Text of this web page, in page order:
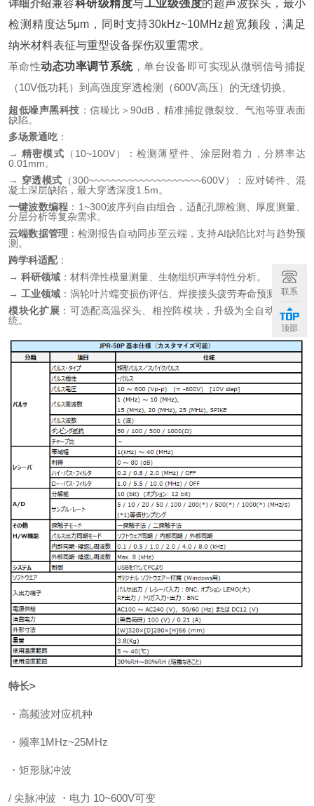
详细介绍兼容科研级精度与工业级强度的超声波探头，最小
检测精度达5μm，同时支持30kHz~10MHz超宽频段，满足
纳米材料表征与重型设备探伤双重需求。
革命性动态功率调节系统，单台设备即可实现从微弱信号捕捉
（10V低功耗）到高强度穿透检测（600V高压）的无缝切换。
超低噪声黑科技 ：信噪比＞90dB，精准捕捉微裂纹、气泡等亚表面
缺陷。
多场景通吃：
→精密模式 （10~100V）：检测薄壁件、涂层附着力，分辨率达
0.01mm。
→ 穿透模式 （300~~~~~~~~~~~~~~~~~~~~600V）：应对铸件、混
凝土深层缺陷，最大穿透深度1.5m。
一键波数编程 ：1~300波序列自由组合，适配孔隙检测、厚度测量、
分层分析等复杂需求。
云端数据管理 ：检测报告自动同步至云端，支持AI缺陷比对与趋势预
测。
跨学科适配：
→ 科研领域 ：材料弹性模量测量、生物组织声学特性分析。
→ 工业领域 ：涡轮叶片蠕变损伤评估、焊接接头疲劳寿命预测。
模块化扩展 ：可选配高温探头、相控阵模块，升级为全自动检测系
统。
特长>
・高频波对应机种
・频率1MHz~25MHz
・矩形脉冲波
/ 尖脉冲波 ・电力 10~600V可变
联系
顶部